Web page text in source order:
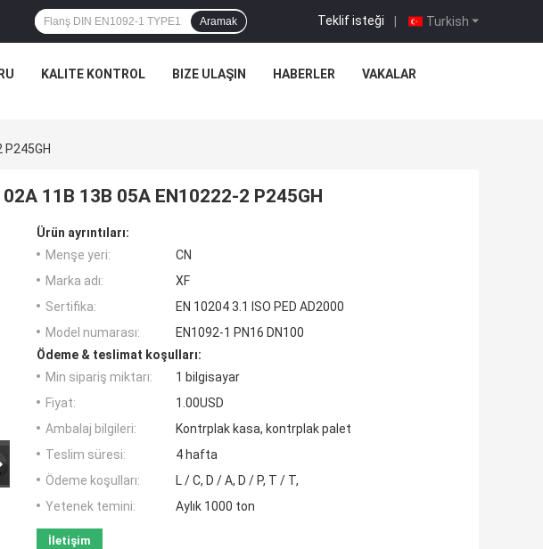
Turkish
Teklif isteği |
Aramak
KALITE KONTROL BIZE ULAŞIN HABERLER VAKALAR
11B 13B 05A EN10222-2 P245GH
Ürün ayrıntıları:
Menşe yeri:
CN
Marka adı:
XF
Sertifika:
EN 10204 3.1 ISO PED AD2000
Model numarası:
EN1092-1 PN16 DN100
Ödeme & teslimat koşulları:
Min sipariş miktarı:
1 bilgisayar
Fiyat:
1.00USD
Ambalaj bilgileri:
Kontrplak kasa, kontrplak palet
Teslim süresi:
4 hafta
Ödeme koşulları:
L / C, D / A, D / P, T / T,
Yetenek temini:
Aylık 1000 ton
İletişim